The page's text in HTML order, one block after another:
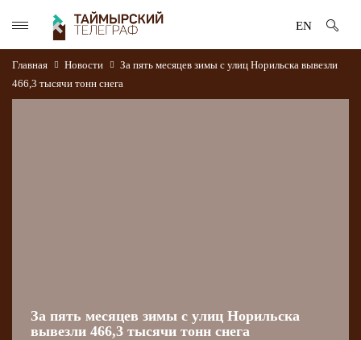
EN
Главная Новости
За пять месяцев зимы с улиц Норильска вывезли
466,3 тысячи тонн снега
За пять месяцев зимы с улиц Норильска
вывезли 466,3 тысячи тонн снега